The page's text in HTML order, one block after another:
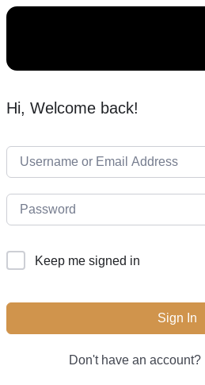
Hi, Welcome back!
Keep me signed in
Sign In
Don't have an account?